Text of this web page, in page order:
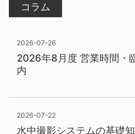
コラム
2026-07-26
2026年8月度 営業時間・
内
2026-07-22
水中撮影システムの基礎